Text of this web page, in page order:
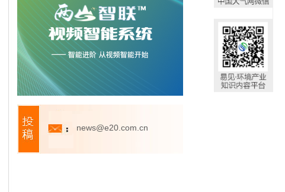
news@e20.com.cn